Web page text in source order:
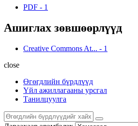
PDF - 1
Ашиглах зөвшөөрлүүд
Creative Commons At... - 1
close
Өгөгдлийн бүрдлүүд
Үйл ажиллагааны урсгал
Танилцуулга